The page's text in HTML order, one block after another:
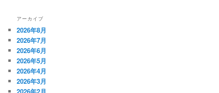
アーカイブ
2026年8月
2026年7月
2026年6月
2026年5月
2026年4月
2026年3月